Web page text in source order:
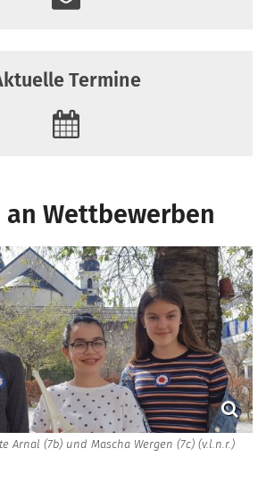
Termine
an Wettbewerben
Arnal (7b) und Mascha Wergen (7c) (v.l.n.r.)